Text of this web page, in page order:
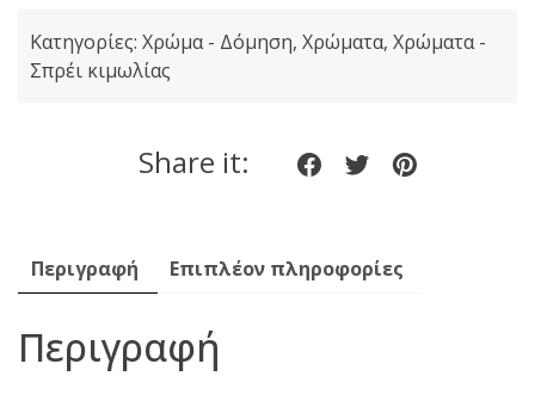
Κατηγορίες: Χρώμα - Δόμηση, Χρώματα, Χρώματα -
Σπρέι κιμωλίας
Share it:
ShareShare
Περιγραφή Επιπλέον πληροφορίες
Περιγραφή